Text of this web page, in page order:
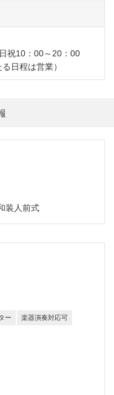
祝10：00～20：00
日程は営業）
装人前式
ー 楽器演奏対応可